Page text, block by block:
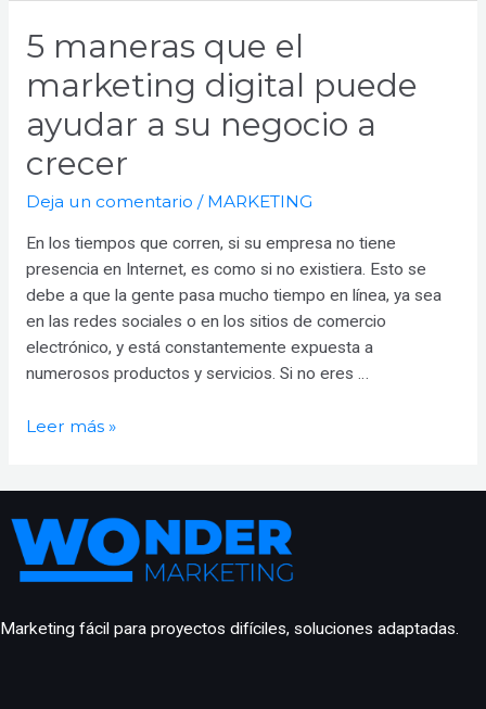
digital
para
tus
Redes
Sociales
5 maneras que el
marketing digital puede
ayudar a su negocio a
crecer
Deja un comentario / MARKETING
En los tiempos que corren, si su empresa no tiene
presencia en Internet, es como si no existiera. Esto se
debe a que la gente pasa mucho tiempo en línea, ya sea
en las redes sociales o en los sitios de comercio
electrónico, y está constantemente expuesta a
numerosos productos y servicios. Si no eres …
5
marketing
digital
puede
a
Leer más »
Marketing fácil para proyectos difíciles, soluciones adaptadas.